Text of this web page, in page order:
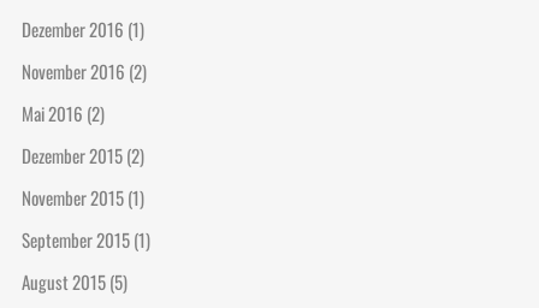
Dezember 2016 (1)
November 2016 (2)
Mai 2016 (2)
Dezember 2015(2)
November 2015(1)
September 2015(1)
August 2015(5)